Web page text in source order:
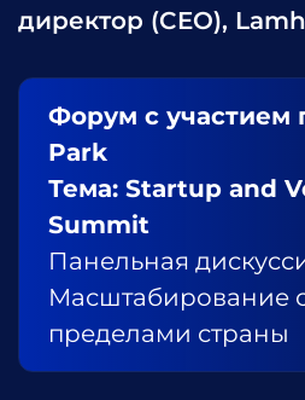
директор (CEO),
Форум с участием
Park
Тема: Startup and
Summit
Панельная
Масштабирование
пределами страны